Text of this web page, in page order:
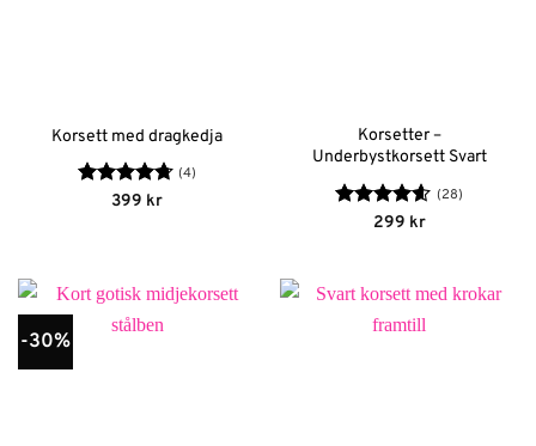
Korsett med dragkedja
Betygsatt
(4)
399 kr
Korsetter –
Underbystkorsett Svart
Betygsatt
(28)
299 kr
-30%